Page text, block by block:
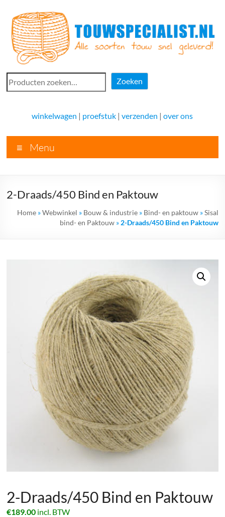
naar
inhoud
Touwspecialist.nl
voor
vele
soorten
goed
advies!
Zoeken
Zoeken
winkelwagen | proefstuk |verzenden |over ons
Menu
2-Draads/450 Bind en Paktouw
Home»Webwinkel » Bouw & industrie» Bind- en paktouw»Sisal
bind- en Paktouw» 2-Draads/450 Bind en Paktouw
2-Draads/450 Bind en Paktouw
€189.00 incl. BTW